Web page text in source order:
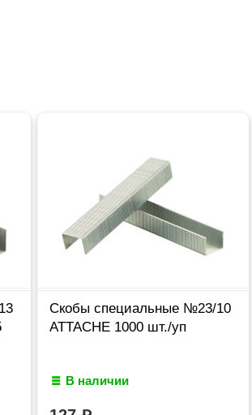
Скобы специальные №23/10
ATTACHE 1000 шт./уп
В наличии